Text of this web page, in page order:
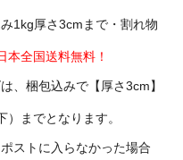
1kg厚さ3cmまで・割れ物
本全国送料無料！
、梱包込みで【厚さ3cm】
までとなります。
ストに入らなかった場合